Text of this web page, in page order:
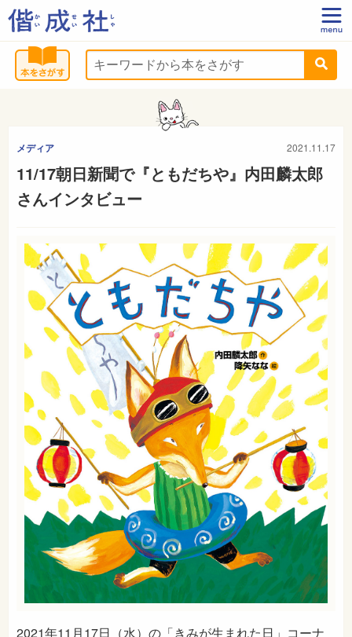
メディア 2021.11.17
11/17朝日新聞で『ともだちや』内田麟太郎
さんインタビュー
2021年11月17日（水）の「きみが生まれた日」コーナ